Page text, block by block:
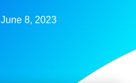
June 8, 2023